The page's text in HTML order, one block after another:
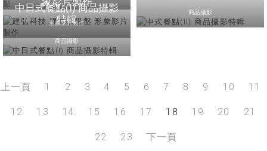
形象影片製作
商品攝影
中日式餐點(I) 商品攝影
特輯
商品攝影
上一頁 1 2 3 4 5 6 7 8 9 10 11
12 13 14 15 16 17 18 19 20 21
22 23 下一頁